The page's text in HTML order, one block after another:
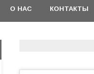
О НАС КОНТАКТЫ